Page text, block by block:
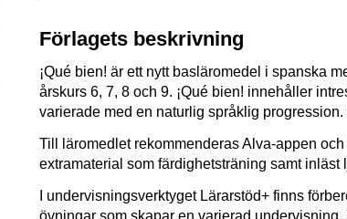
7 TEXTBOK
Förlagets beskrivning
¡Qué bien! är ett nytt basläromedel i spanska
årskurs 6, 7, 8 och 9. ¡Qué bien! innehåller
varierade med en naturlig språklig progression.
Till läromedlet rekommenderas Alva-appen
extramaterial som färdighetsträning samt inläst
I undervisningsverktyget Lärarstöd+ finns
övningar som skapar en varierad